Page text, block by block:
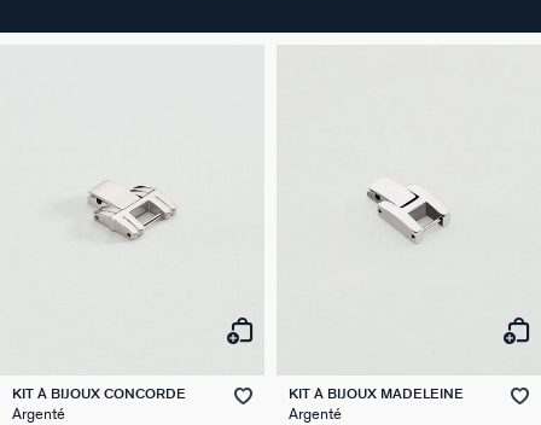
KIT À BIJOUX CONCORDE
Argenté
KIT À BIJOUX MADELEINE
Argenté